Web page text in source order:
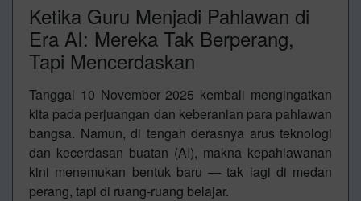
Ketika Guru Menjadi Pahlawan di
Era AI: Mereka Tak Berperang,
Tapi Mencerdaskan
Tanggal 10 November 2025 kembali mengingatkan
kita pada perjuangan dan keberanian para pahlawan
bangsa. Namun, di tengah derasnya arus teknologi
dan kecerdasan buatan (AI), makna kepahlawanan
kini menemukan bentuk baru — tak lagi di medan
perang, tapi di ruang-ruang belajar.